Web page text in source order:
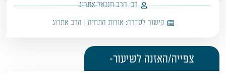
רב: הרב חננאל אתרוג
קישור לסדרה: אורות התחיה | הרב אתרוג
צפייה/האזנה לשיעור-